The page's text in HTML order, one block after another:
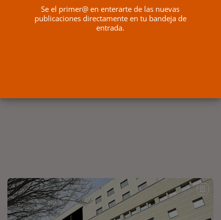
OPINIÓN
Interinos: el error del Supremo
PORRAMÓN J. 04/08/2026
Se el primer@ en enterarte de las nuevas
publicaciones directamente en tu bandeja de
entrada.